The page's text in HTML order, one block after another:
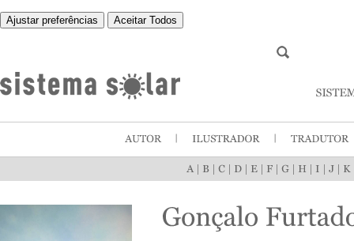
Ajustar preferências Aceitar Todos